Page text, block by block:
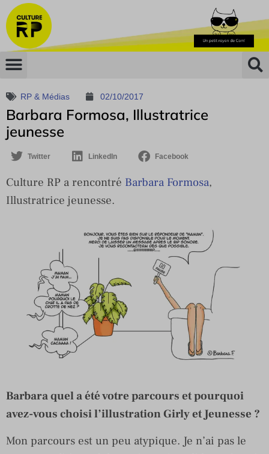
RP & Médias 02/10/2017
Barbara Formosa, Illustratrice
jeunesse
Twitter LinkedIn Facebook
Culture RP a rencontré Barbara Formosa,
Illustratrice jeunesse.
Barbara quel a été votre parcours et pourquoi
avez-vous choisi l’illustration Girly et Jeunesse ?
Mon parcours est un peu atypique. Je n’ai pas le